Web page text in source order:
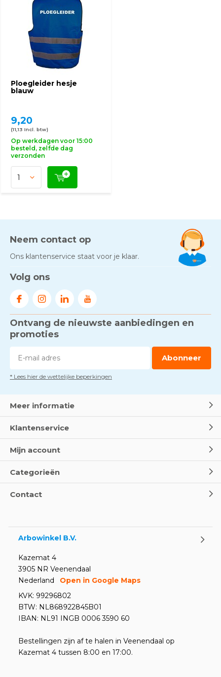
Ploegleider hesje
blauw
9,20
(11,13 Incl. btw)
Op werkdagen voor 15:00
besteld, zelfde dag
verzonden
Neem contact op
Ons klantenservice staat voor je klaar.
Volg ons
Ontvang de nieuwste aanbiedingen en
promoties
Abonneer
* Lees hier de wettelijke beperkingen
Meer informatie
Klantenservice
Mijn account
Categorieën
Contact
Arbowinkel B.V.
Kazemat 4
3905 NR Veenendaal
Nederland
Open in Google Maps
KVK: 99296802
BTW: NL868922845B01
IBAN: NL91 INGB 0006 3590 60
Bestellingen zijn af te halen in Veenendaal op
Kazemat 4 tussen 8:00 en 17:00.